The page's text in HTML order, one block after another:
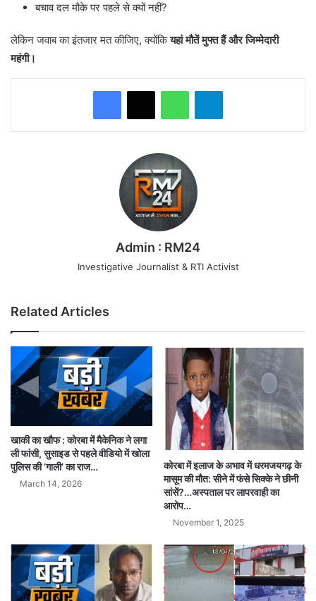
बचाव दल मौके पर पहले से क्यों नहीं?
लेकिन जवाब का इंतजार मत कीजिए, क्योंकियहां मौतें मुफ्त हैं और जिम्मेदारी
महंगी।
WhatsAppTelegram
Admin : RM24
Investigative Journalist & RTI Activist
Related Articles
खाकी का खौफ : कोरबा में मैकेनिक ने लगा
ली फांसी, सुसाइड से पहले वीडियो में खोला
पुलिस की ‘गाली’ का राज…
March 14, 2026
कोरबा में इलाज के अभाव में धरमजयगढ़ के
मासूम की मौत: सीने में फंसे सिक्के ने छीनी
सांसें?…अस्पताल पर लापरवाही का
आरोप…
November 1, 2025